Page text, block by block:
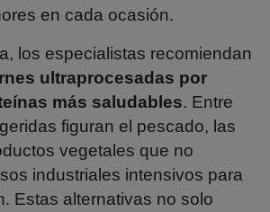
en cada ocasión.
los especialistas recomiendan
ultraprocesadas por
más saludables. Entre
figuran el pescado, las
vegetales que no
industriales intensivos para
Estas alternativas no solo